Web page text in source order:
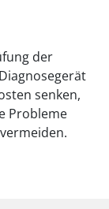
der
senken,
Probleme